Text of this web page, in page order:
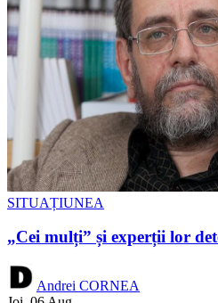
SITUAȚIUNEA
„Cei mulți” și experții lor
Andrei CORNEA